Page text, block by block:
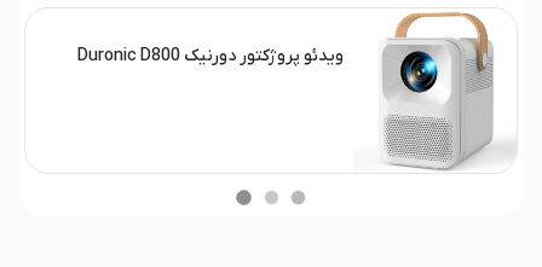
ویدئو پروژکتور دورنیک Duronic D800